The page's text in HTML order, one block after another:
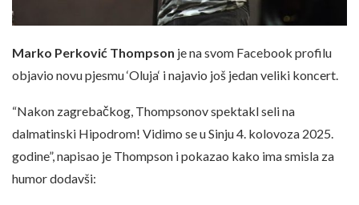
Marko Perković Thompson je na svom Facebook profilu
objavio novu pjesmu ‘Oluja‘ i najavio još jedan veliki koncert.
“Nakon zagrebačkog, Thompsonov spektakl seli na
dalmatinski Hipodrom! Vidimo se u Sinju 4. kolovoza 2025.
godine”, napisao je Thompson i pokazao kako ima smisla za
humor dodavši: